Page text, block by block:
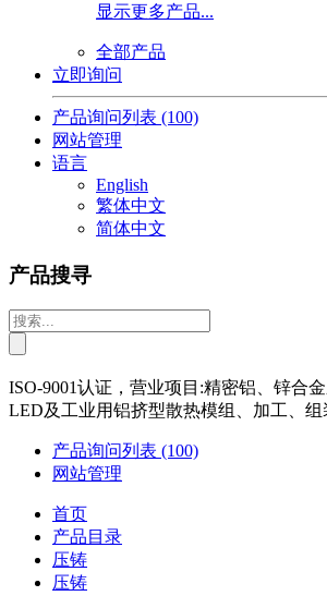
显示更多产品...
全部产品
立即询问
产品询问列表 (100)
网站管理
语言
English
繁体中文
简体中文
产品搜寻
ISO-9001认证，营业项目:精密铝、锌合金
LED及工业用铝挤型散热模组、加工、组
产品询问列表 (100)
网站管理
首页
产品目录
压铸
压铸